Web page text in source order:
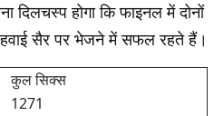
होगा कि फाइनल में दोनों
हवाई सैर पर भेजने में सफल रहते हैं।
कुल सिक्स
1271